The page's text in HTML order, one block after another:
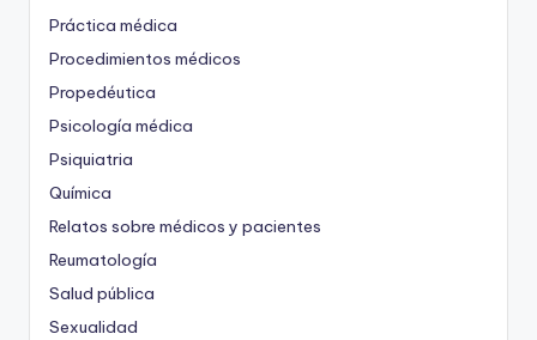
Práctica médica
Procedimientos médicos
Propedéutica
Psicología médica
Psiquiatria
Química
Relatos sobre médicos y pacientes
Reumatología
Salud pública
Sexualidad